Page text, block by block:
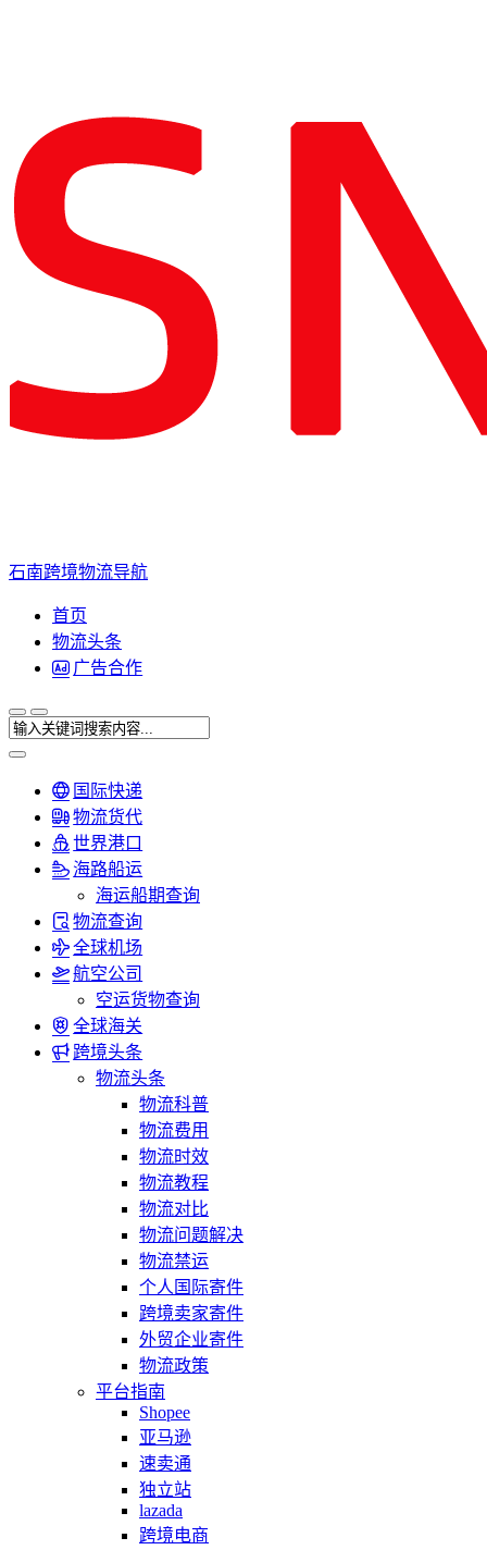
石南跨境物流导航
首页
物流头条
广告合作
国际快递
物流货代
世界港口
海路船运
海运船期查询
物流查询
全球机场
航空公司
空运货物查询
全球海关
跨境头条
物流头条
物流科普
物流费用
物流时效
物流教程
物流对比
物流问题解决
物流禁运
个人国际寄件
跨境卖家寄件
外贸企业寄件
物流政策
平台指南
Shopee
亚马逊
速卖通
独立站
lazada
跨境电商